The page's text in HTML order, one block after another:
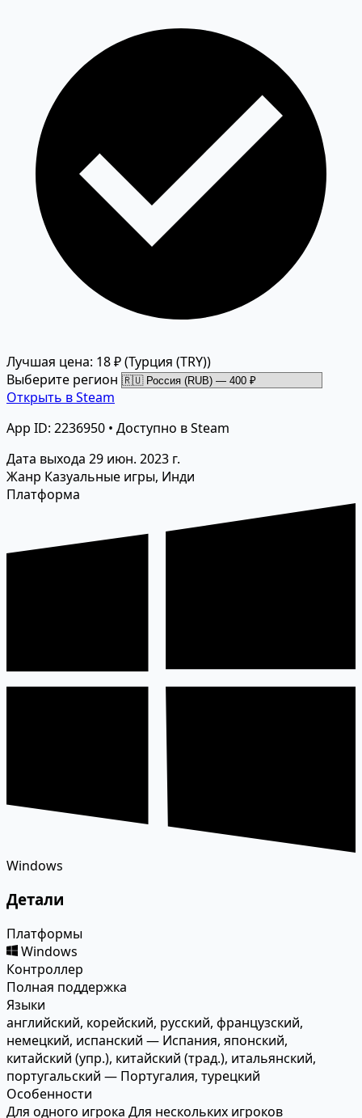
Лучшая цена: 18 ₽(Турция (TRY))
Выберите регион
Открыть в Steam
App ID: 2236950 • Доступно в Steam
Дата выхода 29 июн. 2023 г.
Жанр Казуальные игры, Инди
Платформа
Windows
Детали
Платформы
Windows
Контроллер
Полная поддержка
Языки
английский, корейский, русский, французский,
немецкий, испанский — Испания, японский,
китайский (упр.), китайский (трад.), итальянский,
португальский — Португалия, турецкий
Особенности
Для одного игрока Для нескольких игроков